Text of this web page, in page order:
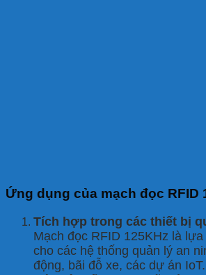
Ứng dụng của mạch đọc RFID
Tích hợp trong các thiết bị
Mạch đọc RFID 125KHz là
cho các hệ thống quản lý an
động, bãi đỗ xe, các dự án IoT.